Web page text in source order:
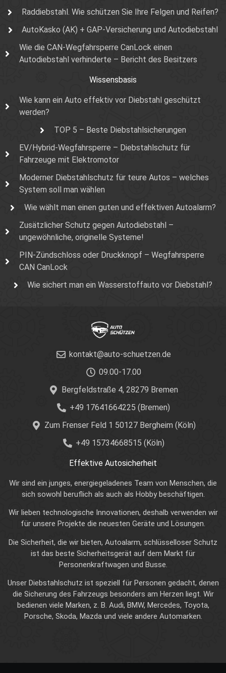
Raddiebstahl. Wie schützen Sie Ihre Felgen und Reifen?
AutoKasko (AK) + GAP-Versicherung und Autodiebstahl
Wie die CAN-Wegfahrsperre CanLock einen
Autodiebstahl verhinderte – Bericht des Besitzers
Wissensbasis
Wie kann ein Auto effektiv vor Diebstahl geschützt
werden?
TOP 5 – Beste Diebstahlsicherungen
EV/Hybrid-Wegfahrsperre – Diebstahlschutz für
Fahrzeuge mit Elektromotor
Moderner Diebstahlschutz für teure Autos – welches
System soll man wählen
Wie wählt man einen guten und effektiven Autoalarm?
Zusätzlicher Schutz gegen Autodiebstahl –
ungewöhnliche, originelle Systeme!
PIN-Zündschloss oder Druckknopf – Wegfahrsperre
CAN CanLock
Wie sichert man ein Wasserstoffauto vor Diebstahl?
kontakt@auto-schuetzen.de
09.00-17.00
Bergfeldstraße 4, 28279 Bremen
+49 17641664225 (Bremen)
Zum Frenser Feld 1 50127 Bergheim (Köln)
+49 15734668515 (Köln)
Effektive Autosicherheit
Wir sind ein junges, energiegeladenes Team von Menschen, die
sich sowohl beruflich als auch als Hobby beschäftigen.
Wir lieben technologische Innovationen, deshalb verwenden wir
für unsere Projekte die neuesten Geräte und Lösungen.
Die Sicherheit, die wir bieten, Autoalarm, schlüsselloser Schutz
ist das beste Sicherheitsgerät auf dem Markt für
Personenkraftwagen und Busse.
Unser Diebstahlschutz ist speziell für Personen gedacht, denen
die Sicherung des Fahrzeugs besonders am Herzen liegt. Wir
bedienen viele Marken, z. B. Audi, BMW, Mercedes, Toyota,
Porsche, Skoda, Mazda und viele andere Automarken.